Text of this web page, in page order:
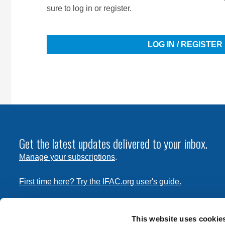
This website uses
sure to log in or register.
LOG IN / REGISTER
Get the latest updates delivered to your inbox.
Manage your subscriptions.
First time here? Try the IFAC.org user's guide.
Privacy Policy. Contact